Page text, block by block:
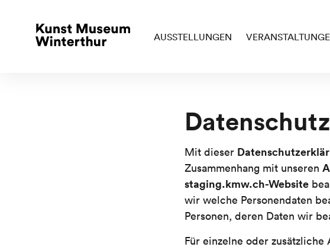
AUSSTELLUNGEN
Mit dieser
Zusammenhang mit unseren
staging.kmw.ch-Website
wir welche Personendaten
Personen, deren Daten wir
Für einzelne oder